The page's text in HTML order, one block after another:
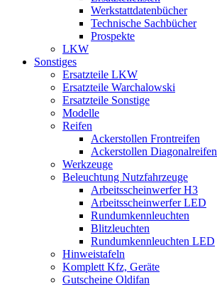
Werkstattdatenbücher
Technische Sachbücher
Prospekte
LKW
Sonstiges
Ersatzteile LKW
Ersatzteile Warchalowski
Ersatzteile Sonstige
Modelle
Reifen
Ackerstollen Frontreifen
Ackerstollen Diagonalreifen
Werkzeuge
Beleuchtung Nutzfahrzeuge
Arbeitsscheinwerfer H3
Arbeitsscheinwerfer LED
Rundumkennleuchten
Blitzleuchten
Rundumkennleuchten LED
Hinweistafeln
Komplett Kfz, Geräte
Gutscheine Oldifan